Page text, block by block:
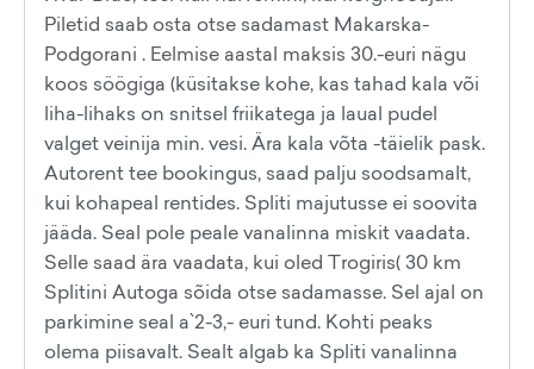
Piletid saab osta otse sadamast Makarska-
Podgorani . Eelmise aastal maksis 30.-euri nägu
koos söögiga (küsitakse kohe, kas tahad kala või
liha-lihaks on snitsel friikatega ja laual pudel
valget veinija min. vesi. Ära kala võta -täielik pask.
Autorent tee bookingus, saad palju soodsamalt,
kui kohapeal rentides. Spliti majutusse ei soovita
jääda. Seal pole peale vanalinna miskit vaadata.
Selle saad ära vaadata, kui oled Trogiris( 30 km
Splitini Autoga sõida otse sadamasse. Sel ajal on
parkimine seal a`2-3,- euri tund. Kohti peaks
olema piisavalt. Sealt algab ka Spliti vanalinna